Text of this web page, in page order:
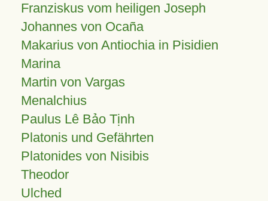
Franziskus vom heiligen Joseph
Johannes von Ocaña
Makarius von Antiochia in Pisidien
Marina
Martin von Vargas
Menalchius
Paulus Lê Bảo Tịnh
Platonis und Gefährten
Platonides von Nisibis
Theodor
Ulched